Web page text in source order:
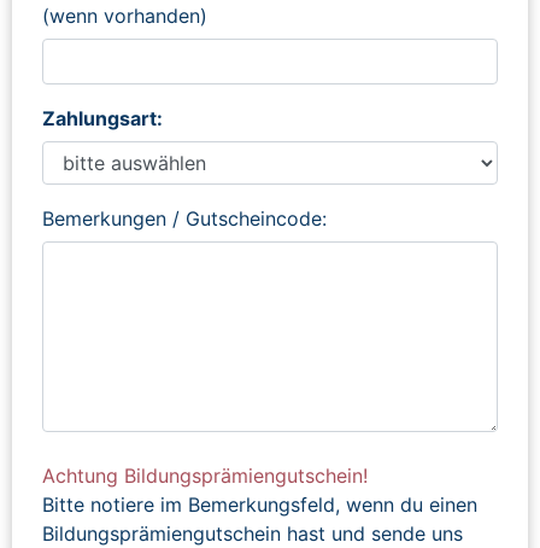
(wenn vorhanden)
Zahlungsart:
Bemerkungen / Gutscheincode:
Achtung Bildungsprämiengutschein!
Bitte notiere im Bemerkungsfeld, wenn du einen
Bildungsprämiengutschein hast und sende uns